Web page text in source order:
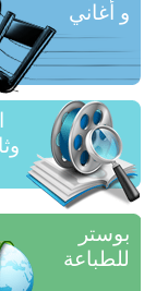
و أغاني
بوستر
للطباعة